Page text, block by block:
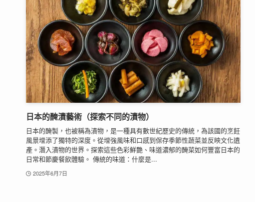
日本的醃漬藝術（探索不同的漬物）
日本的醃製，也被稱為漬物，是一種具有數世紀歷史的傳統，為該國的烹飪
風景增添了獨特的深度。從增強風味和口感到保存季節性蔬菜並反映文化遺
產。潛入漬物的世界。探索這些色彩鮮艷、味道濃郁的醃菜如何豐富日本的
日常和節慶餐飲體驗。 傳統的味道：什麼是...
2025年6月7日